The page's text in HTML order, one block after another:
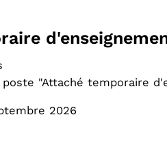
"Attaché temporaire
2026